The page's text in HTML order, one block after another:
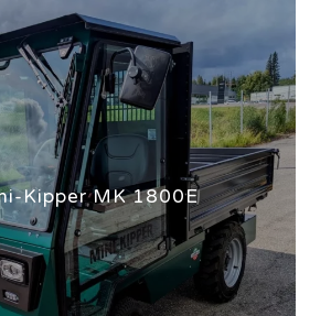
Kipper MK 1800E